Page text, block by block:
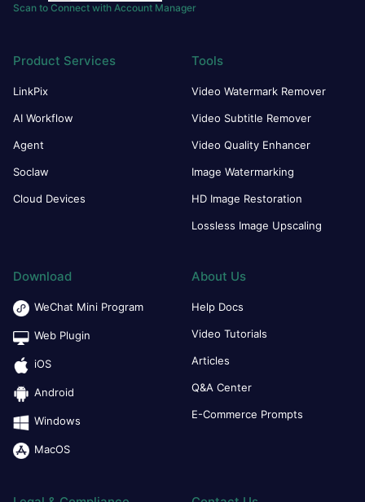
Scan to Connect with Account Manager
Product Services
LinkPix
AI Workflow
Agent
Soclaw
Cloud Devices
Tools
Video Watermark Remover
Video Subtitle Remover
Video Quality Enhancer
Image Watermarking
HD Image Restoration
Lossless Image Upscaling
Download
WeChat Mini Program
Web Plugin
iOS
Android
Windows
MacOS
About Us
Help Docs
Video Tutorials
Articles
Q&A Center
E-Commerce Prompts